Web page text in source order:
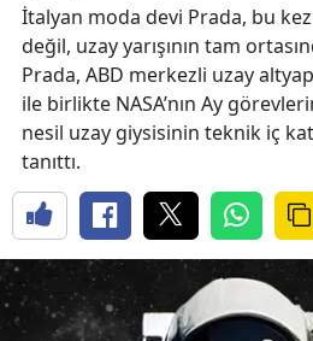
İtalyan moda devi Prada, bu
değil, uzay yarışının tam
Prada, ABD merkezli uzay
ile birlikte NASA’nın Ay
nesil uzay giysisinin teknik iç
tanıttı.